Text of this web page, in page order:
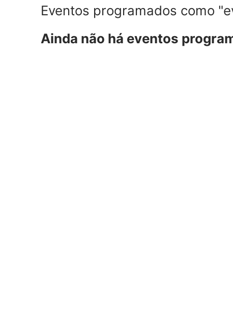
Eventos programados como
Ainda não há eventos